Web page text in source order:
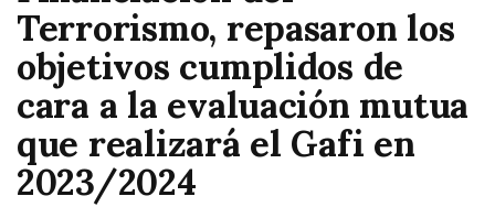
Terrorismo, repasaron los
objetivos cumplidos de
cara a la evaluación mutua
que realizará el Gafi en
2023/2024